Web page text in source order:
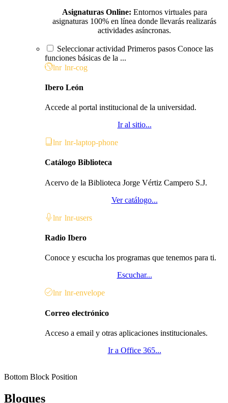
Asignaturas Online: Entornos virtuales para
asignaturas 100% en línea donde llevarás realizarás
actividades asíncronas.
Seleccionar actividad Primeros pasos Conoce las
funciones básicas de la ...
lnr lnr-cog
Ibero León
Accede al portal institucional de la universidad.
Ir al sitio...
lnr lnr-laptop-phone
Catálogo Biblioteca
Acervo de la Biblioteca Jorge Vértiz Campero S.J.
Ver catálogo...
lnr lnr-users
Radio Ibero
Conoce y escucha los programas que tenemos para ti.
Escuchar...
lnr lnr-envelope
Correo electrónico
Acceso a email y otras aplicaciones institucionales.
Ir a Office 365...
Bottom Block Position
Bloques